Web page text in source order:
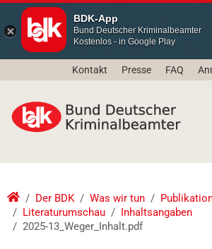
BDK-App
Bund Deutscher Kriminalbeamter
Kostenlos - in Google Play
Kontakt Presse FAQ
Der BDK Was wir tun
Literaturumschau
Inhaltsangaben
2025-13_Weger_Inhalt.pdf